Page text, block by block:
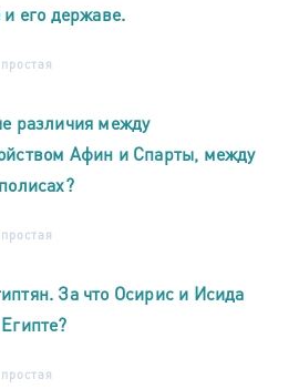
его державе.
простая
различия между
Афин и Спарты, между
простая
За что Осирис и Исида
простая